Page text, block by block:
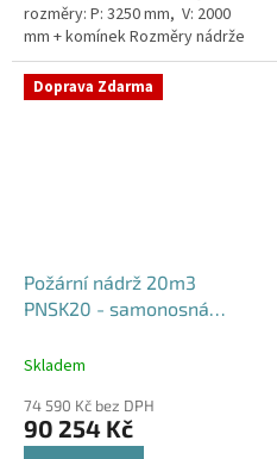
rozměry: P: 3250 mm, V: 2000
mm + komínek Rozměry nádrže
možno jakkoliv upravit -
vyrobíme nádrž na míru!Nádrž...
Doprava Zdarma
Požární nádrž 20m3
PNSK20 - samonosná
Skladem
74 590 Kč bez DPH
90 254 Kč